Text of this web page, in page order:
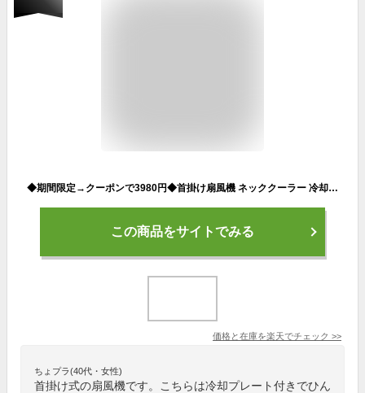
◆期間限定→クーポンで3980円◆首掛け扇風機 ネッククーラー 冷却プレート付き 首掛けファン 瞬時冷却 ひんやり 涼しい 静音 軽量 携帯便利 羽根なし マイナスイオン 強風 ハンディファン 冷感グッズ ネックファン 熱中症対策 マスク蒸れ対策 花火大会 通学
この商品をサイトでみる
価格と在庫を楽天でチェック >>
ちょプラ(40代・女性)
首掛け式の扇風機です。こちらは冷却プレート付きでひん